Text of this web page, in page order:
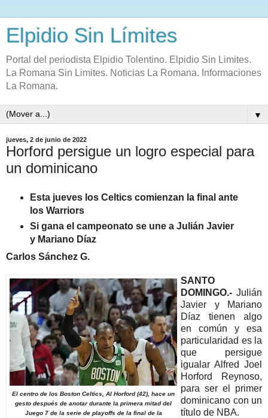
Elpidio Sin Límites
Portal del periodista Elpidio Tolentino. Elpidio Sin Limites.
La Romana Sin Limites. Noticias La Romana. Informaciones
La Romana.
▼
jueves, 2 de junio de 2022
Horford persigue un logro especial para
un dominicano
Esta jueves los Celtics comienzan la final ante
los Warriors
Si gana el campeonato se une a Julián Javier
y Mariano Díaz
Carlos Sánchez G.
El centro de los Boston Celtics, Al Horford (42), hace un
gesto después de anotar durante la primera mitad del
Juego 7 de la serie de playoffs de la final de la
SANTO
DOMINGO.- Julián
Javier y Mariano
Díaz tienen algo
en común y esa
particularidad es la
que persigue
igualar Alfred Joel
Horford Reynoso,
para ser el primer
dominicano con un
título de NBA.